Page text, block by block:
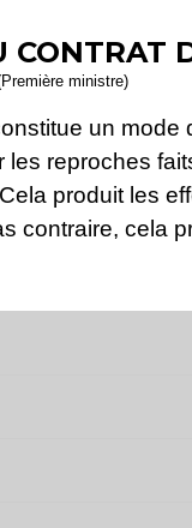
CONTRAT
ministre)
un
reproches
produit les
contraire, cela